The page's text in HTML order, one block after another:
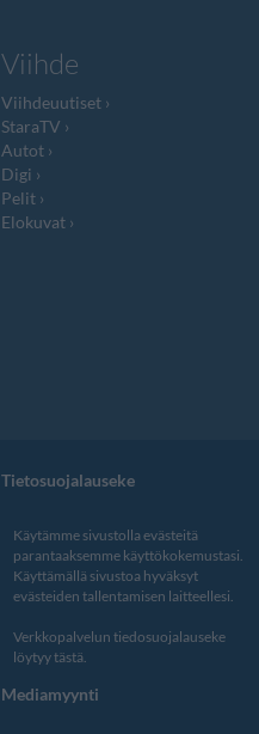
Viihde
Viihdeuutiset
StaraTV
Autot
Digi
Pelit
Elokuvat
Tietosuojalauseke
Käytämme sivustolla evästeitä
parantaaksemme käyttökokemustasi.
Käyttämällä sivustoa hyväksyt
evästeiden tallentamisen laitteellesi.
Verkkopalvelun tiedosuojalauseke
löytyy tästä.
Mediamyynti